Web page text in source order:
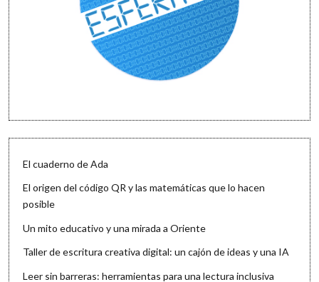
El cuaderno de Ada
El origen del código QR y las matemáticas que lo hacen
posible
Un mito educativo y una mirada a Oriente
Taller de escritura creativa digital: un cajón de ideas y una IA
Leer sin barreras: herramientas para una lectura inclusiva